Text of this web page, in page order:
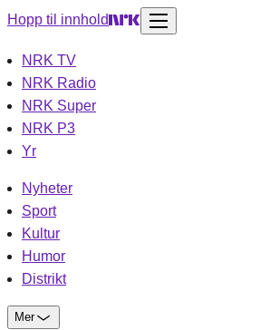
Hopp til innhold
NRK TV
NRK Radio
NRK Super
NRK P3
Yr
Nyheter
Sport
Kultur
Humor
Distrikt
Mer